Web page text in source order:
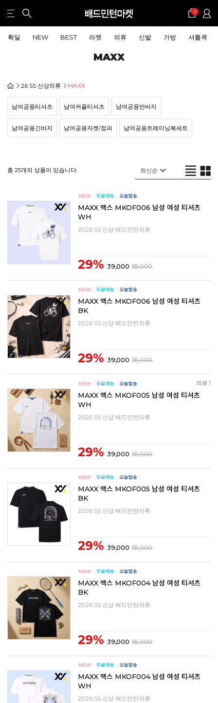
0
확딜 NEW BEST 라켓 의류 신발 가방 셔틀콕
MAXX
26 SS 신상의류 MAXX
남여공용티셔츠 남여커플티셔츠 남여공용반바지
남여공용긴바지 남여공용자켓/점퍼 남여공용트레이닝복세트
총 25개의 상품이 있습니다.
MAXX 맥스 MKOF006 남성 여성 티셔츠
WH
2026 SS 신상 배드민턴의류
29% 39,000 55,000
MAXX 맥스 MKOF006 남성 여성 티셔츠
BK
2026 SS 신상 배드민턴의류
29% 39,000 55,000
리뷰 1
MAXX 맥스 MKOF005 남성 여성 티셔츠
WH
2026 SS 신상 배드민턴의류
29% 39,000 55,000
MAXX 맥스 MKOF005 남성 여성 티셔츠
BK
2026 SS 신상 배드민턴의류
29% 39,000 55,000
MAXX 맥스 MKOF004 남성 여성 티셔츠
BK
2026 SS 신상 배드민턴의류
29% 39,000 55,000
MAXX 맥스 MKOF004 남성 여성 티셔츠
WH
2026 SS 신상 배드민턴의류